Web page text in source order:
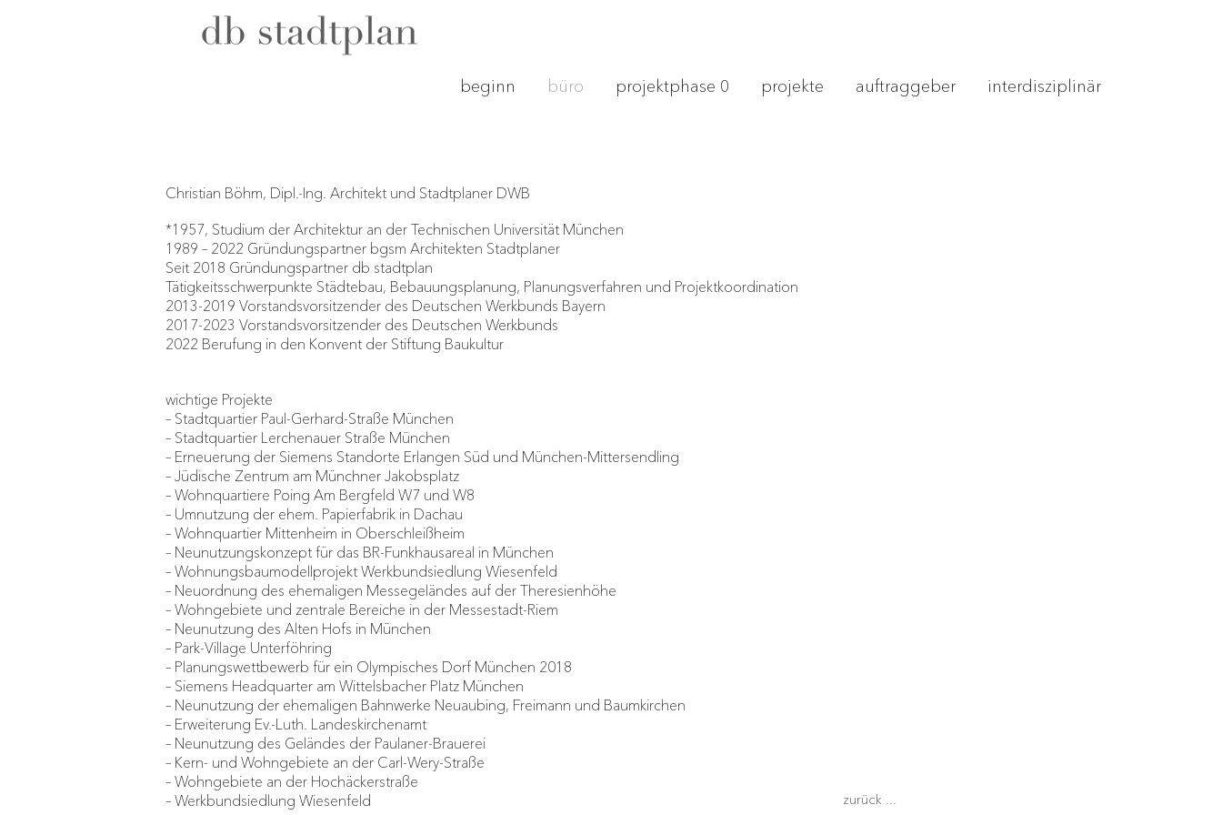
beginn büro projektphase 0 projekte auftraggeber interdisziplinär
Christian Böhm, Dipl.-Ing. Architekt und Stadtplaner DWB
*1957, Studium der Architektur an der Technischen Universität München
1989 – 2022 Gründungspartner bgsm Architekten Stadtplaner
Seit 2018 Gründungspartner db stadtplan
Tätigkeitsschwerpunkte Städtebau, Bebauungsplanung, Planungsverfahren und Projektkoordination
2013-2019 Vorstandsvorsitzender des Deutschen Werkbunds Bayern
2017-2023 Vorstandsvorsitzender des Deutschen Werkbunds
2022 Berufung in den Konvent der Stiftung Baukultur
wichtige Projekte
– Stadtquartier Paul-Gerhard-Straße München
– Stadtquartier Lerchenauer Straße München
– Erneuerung der Siemens Standorte Erlangen Süd und München-Mittersendling
– Jüdische Zentrum am Münchner Jakobsplatz
– Wohnquartiere Poing Am Bergfeld W7 und W8
– Umnutzung der ehem. Papierfabrik in Dachau
– Wohnquartier Mittenheim in Oberschleißheim
– Neunutzungskonzept für das BR-Funkhausareal in München
– Wohnungsbaumodellprojekt Werkbundsiedlung Wiesenfeld
– Neuordnung des ehemaligen Messegeländes auf der Theresienhöhe
– Wohngebiete und zentrale Bereiche in der Messestadt-Riem
– Neunutzung des Alten Hofs in München
– Park-Village Unterföhring
– Planungswettbewerb für ein Olympisches Dorf München 2018
– Siemens Headquarter am Wittelsbacher Platz München
– Neunutzung der ehemaligen Bahnwerke Neuaubing, Freimann und Baumkirchen
– Erweiterung Ev.-Luth. Landeskirchenamt
– Neunutzung des Geländes der Paulaner-Brauerei
– Kern- und Wohngebiete an der Carl-Wery-Straße
– Wohngebiete an der Hochäckerstraße
– Werkbundsiedlung Wiesenfeld
zurück ...